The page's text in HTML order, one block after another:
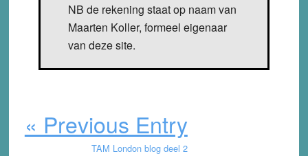
NB de rekening staat op naam van
Maarten Koller, formeel eigenaar
van deze site.
« Previous Entry
TAM London blog deel 2